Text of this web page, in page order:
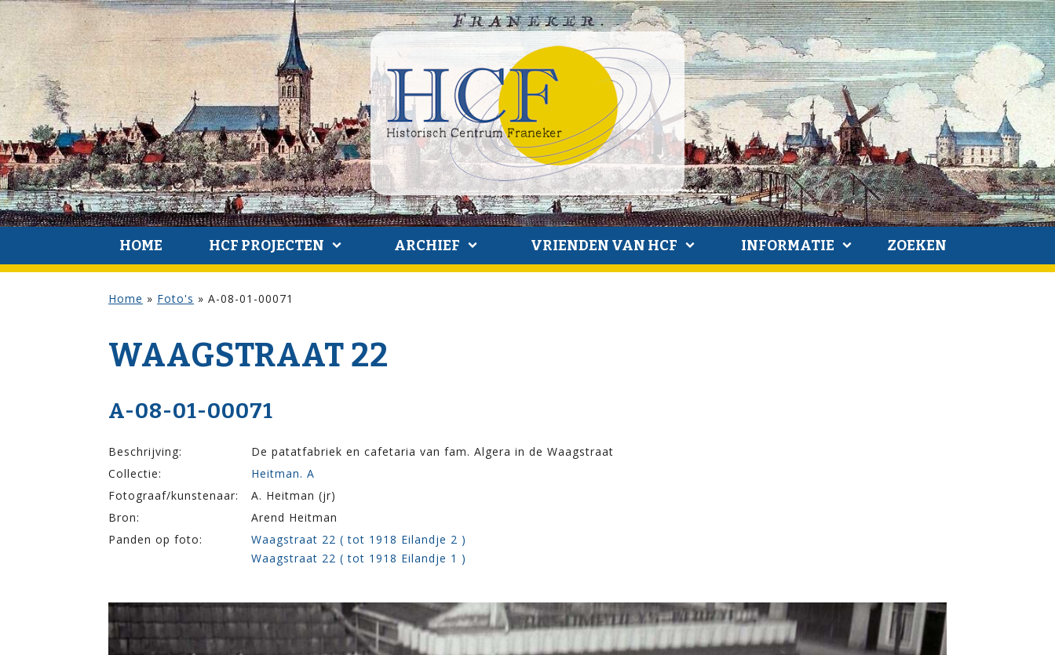
HOME HCF PROJECTEN ARCHIEF VRIENDEN VAN HCF INFORMATIE ZOEKEN
Home » Foto's » A-08-01-00071
WAAG­STRAAT 22
A-08-01-00071
Beschrijving:
De patatfabriek en cafetaria van fam. Algera in de Waagstraat
Collectie:
Heitman. A
Fotograaf/kunstenaar:
A. Heitman (jr)
Bron:
Arend Heitman
Panden op foto:
Waagstraat 22 ( tot 1918 Eilandje 2 )
Waagstraat 22 ( tot 1918 Eilandje 1 )